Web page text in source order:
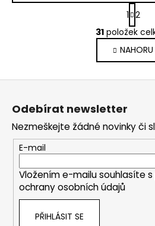
O
v
l
á
d
p
r
v
k
y
S
t
r
á
n
k
o
í
1 2
31položek
NAHORU
Odebírat newsletter
Nezmeškejte žádné novinky či
E-mail
Vložením e-mailu souhlasíte s
ochrany osobních údajů
PŘIHLÁSIT SE